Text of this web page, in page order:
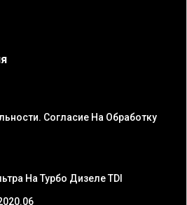
Согласие На Обработку
На Турбо Дизеле TDI